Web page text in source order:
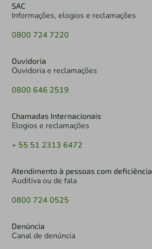
SAC
Informações, elogios e reclamações
0800 724 7220
Ouvidoria
Ouvidoria e reclamações
0800 646 2519
Chamadas Internacionais
Elogios e reclamações
+ 55 51 2313 6472
Atendimento à pessoas com deficiência
Auditiva ou de fala
0800 724 0525
Denúncia
Canal de denúncia